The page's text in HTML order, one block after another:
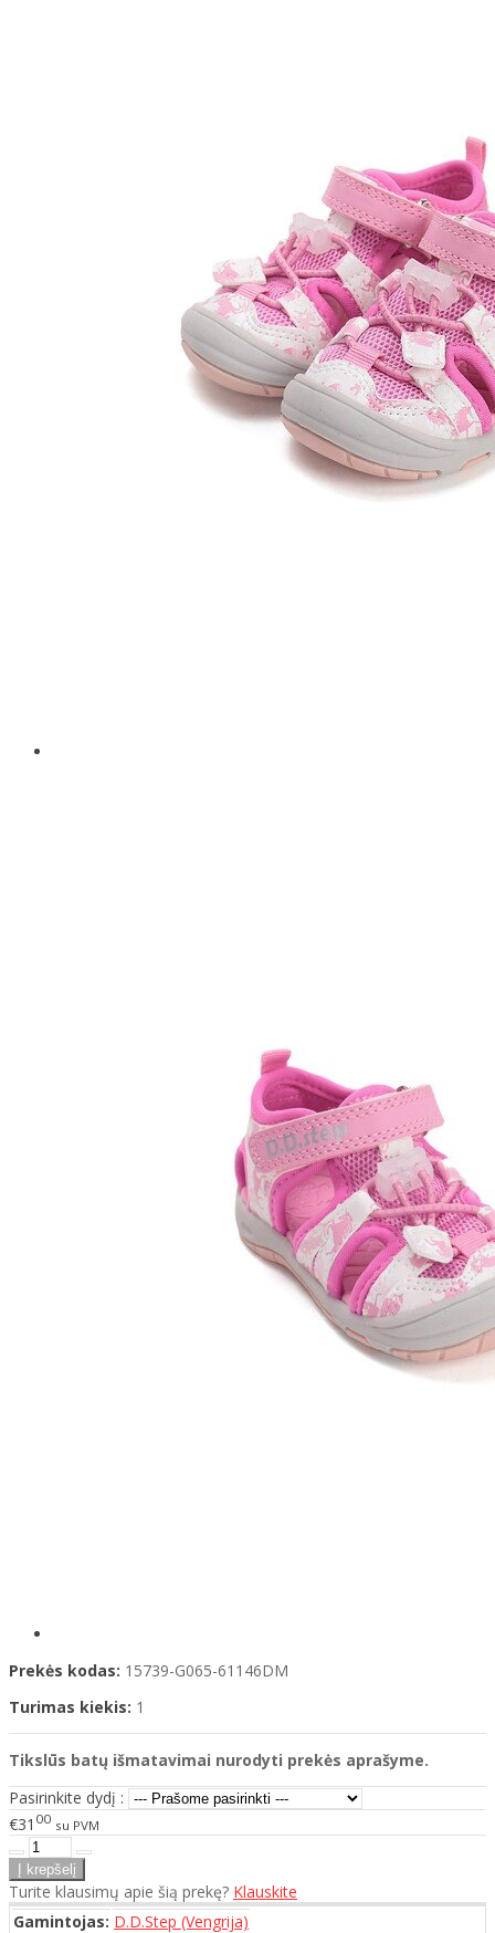
Prekės kodas: 15739-G065-61146DM
Turimas kiekis: 1
Tikslūs batų išmatavimai nurodyti prekės aprašyme.
Pasirinkite dydį :
€31 00 su PVM
Turite klausimų apie šią prekę? Klauskite
Gamintojas: D.D.Step (Vengrija)